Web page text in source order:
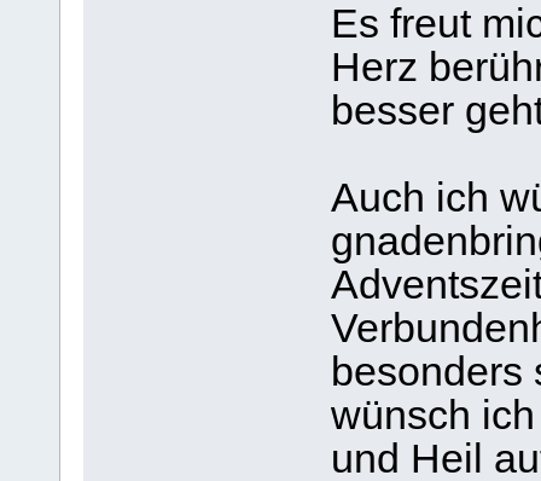
Es freut
Herz
besser
Auch ich
besonders
wünsch
und Heil